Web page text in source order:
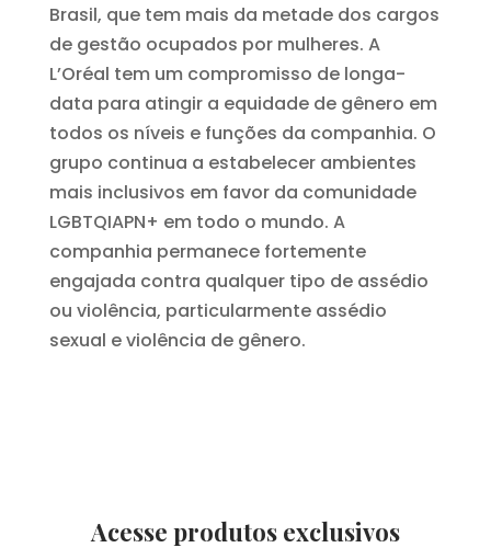
Brasil, que tem mais da metade dos cargos
de gestão ocupados por mulheres. A
L’Oréal tem um compromisso de longa-
data para atingir a equidade de gênero em
todos os níveis e funções da companhia. O
grupo continua a estabelecer ambientes
mais inclusivos em favor da comunidade
LGBTQIAPN+ em todo o mundo. A
companhia permanece fortemente
engajada contra qualquer tipo de assédio
ou violência, particularmente assédio
sexual e violência de gênero.
Acesse produtos exclusivos